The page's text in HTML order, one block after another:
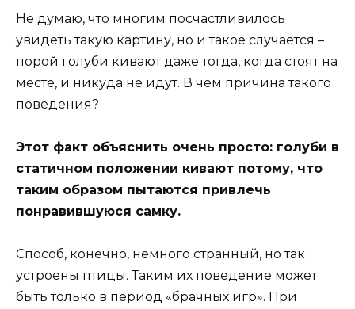
Не думаю, что многим посчастливилось
увидеть такую картину, но и такое случается –
порой голуби кивают даже тогда, когда стоят на
месте, и никуда не идут. В чем причина такого
поведения?
Этот факт объяснить очень просто: голуби в
статичном положении кивают потому, что
таким образом пытаются привлечь
понравившуюся самку.
Способ, конечно, немного странный, но так
устроены птицы. Таким их поведение может
быть только в период «брачных игр». При